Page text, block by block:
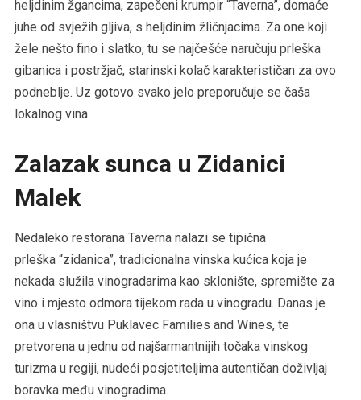
heljdinim žgancima, zapečeni krumpir “Taverna”, domaće
juhe od svježih gljiva, s heljdinim žličnjacima. Za one koji
žele nešto fino i slatko, tu se najčešće naručuju prleška
gibanica i postržjač, starinski kolač karakterističan za ovo
podneblje. Uz gotovo svako jelo preporučuje se čaša
lokalnog vina.
Zalazak sunca u Zidanici
Malek
Nedaleko restorana Taverna nalazi se tipična
prleška “zidanica”, tradicionalna vinska kućica koja je
nekada služila vinogradarima kao sklonište, spremište za
vino i mjesto odmora tijekom rada u vinogradu. Danas je
ona u vlasništvu Puklavec Families and Wines, te
pretvorena u jednu od najšarmantnijih točaka vinskog
turizma u regiji, nudeći posjetiteljima autentičan doživljaj
boravka među vinogradima.